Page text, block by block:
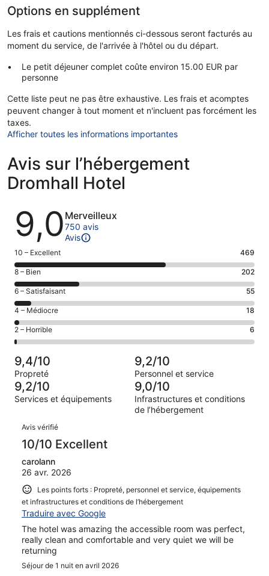
Options en supplément
Les frais et cautions mentionnés ci-dessous seront facturés au
moment du service, de l'arrivée à l'hôtel ou du départ.
Le petit déjeuner complet coûte environ 15.00 EUR par
personne
Cette liste peut ne pas être exhaustive. Les frais et acomptes
peuvent changer à tout moment et n'incluent pas forcément les
taxes.
Afficher toutes les informations importantes
Avis sur l’hébergement
Dromhall Hotel
Avis
9,0 Merveilleux
750 avis
Avis
Note
des
voyageurs
de 10
(Excellent),
d’après 469 avis
sur 750.
10 – Excellent 469
Note
des
voyageurs
de 8
(Bien),
d’après 202 avis
sur 750.
8 – Bien 202
Note
des
voyageurs
de 6
(Satisfaisant),
sur 750.
6 – Satisfaisant 55
Note
des
voyageurs
de 4
(Médiocre),
d’après 18 avis
sur 750.
4 – Médiocre 18
Note
des
voyageurs
de 2
(Horrible),
d’après 6 avis
sur 750.
2 – Horrible 6
9,4/10
Propreté
9,2/10
Personnel et service
9,2/10
Services et équipements
9,0/10
Infrastructures et conditions
de l’hébergement
Avis
Avis vérifié
10/10 Excellent
carolann
26 avr. 2026
Les points forts : Propreté, personnel et service, équipements
et infrastructures et conditions de l’hébergement
Traduire avec Google
The hotel was amazing the accessible room was perfect,
really clean and comfortable and very quiet we will be
returning
Séjour de 1 nuit en avril 2026